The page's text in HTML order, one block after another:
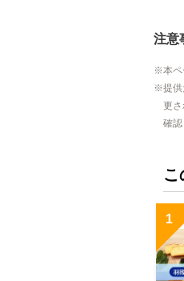
注意
本ペ
提
更
確認
こ
1